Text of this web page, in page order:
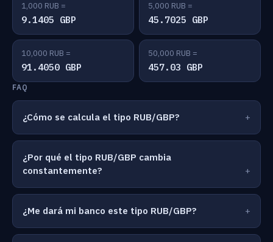
1,000 RUB =
9.1405 GBP
5,000 RUB =
45.7025 GBP
10,000 RUB =
91.4050 GBP
50,000 RUB =
457.03 GBP
FAQ
¿Cómo se calcula el tipo RUB/GBP?
¿Por qué el tipo RUB/GBP cambia
constantemente?
¿Me dará mi banco este tipo RUB/GBP?